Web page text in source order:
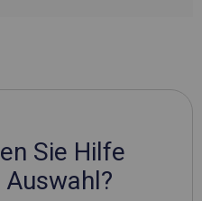
Sie Hilfe
Auswahl?